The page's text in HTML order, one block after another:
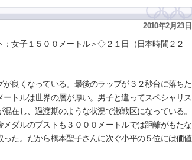
2010年2月23日
：女子１５００メートル＞◇２１日（日本時間２２
良くなっている。最後のラップが３２秒台に落ちた
トルは世界の層が厚い。男子と違ってスペシャリス
在し、過渡期のような状況で激戦区になっている。
ダルのブストも３０００メートルでは距離がもたな
た。だから橋本聖子さんに次ぐ小平の５位には価値